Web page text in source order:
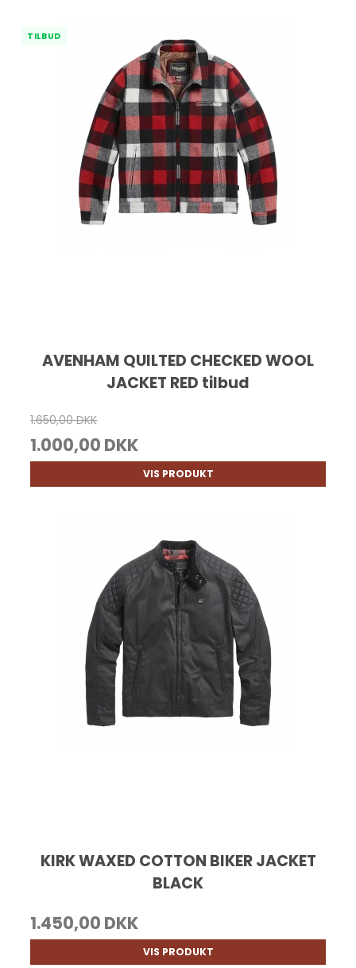
TILBUD
AVENHAM QUILTED CHECKED WOOL
JACKET RED tilbud
1.650,00 DKK
1.000,00 DKK
VIS PRODUKT
KIRK WAXED COTTON BIKER JACKET
BLACK
1.450,00 DKK
VIS PRODUKT